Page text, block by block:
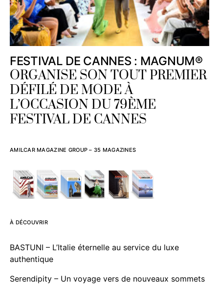
FESTIVAL DE CANNES : MAGNUM®
ORGANISE SON TOUT PREMIER
DÉFILÉ DE MODE À
L’OCCASION DU 79ÈME
FESTIVAL DE CANNES
AMILCAR MAGAZINE GROUP – 35 MAGAZINES
À DÉCOUVRIR
BASTUNI – L’Italie éternelle au service du luxe
authentique
Serendipity – Un voyage vers de nouveaux sommets